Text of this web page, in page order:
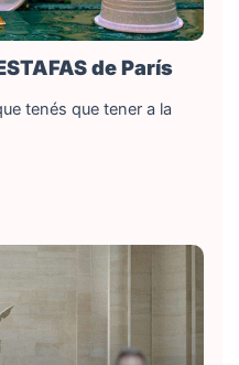
de París
tenés que tener a la